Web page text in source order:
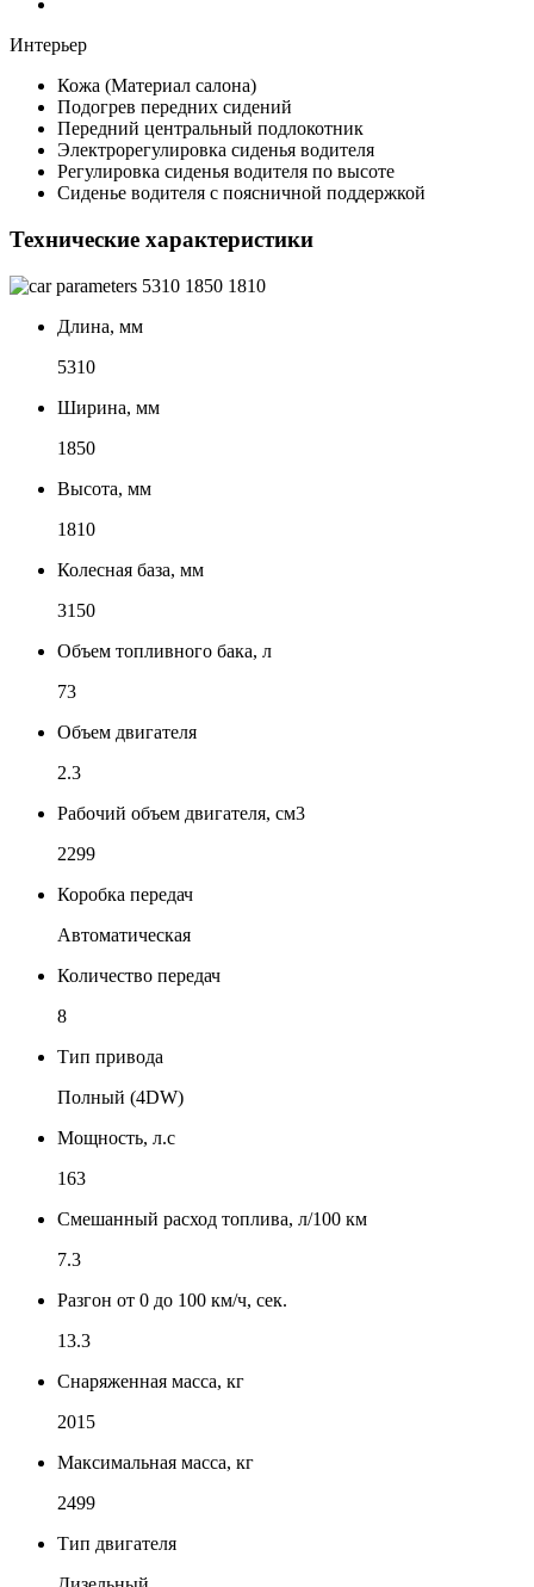
Интерьер
Кожа (Материал салона)
Подогрев передних сидений
Передний центральный подлокотник
Электрорегулировка сиденья водителя
Регулировка сиденья водителя по высоте
Сиденье водителя с поясничной поддержкой
Технические характеристики
5310 1850 1810
Длина, мм
5310
Ширина, мм
1850
Высота, мм
1810
Колесная база, мм
3150
Объем топливного бака, л
73
Объем двигателя
2.3
Рабочий объем двигателя, см3
2299
Коробка передач
Автоматическая
Количество передач
8
Тип привода
Полный (4DW)
Мощность, л.с
163
Смешанный расход топлива, л/100 км
7.3
Разгон от 0 до 100 км/ч, сек.
13.3
Снаряженная масса, кг
2015
Максимальная масса, кг
2499
Тип двигателя